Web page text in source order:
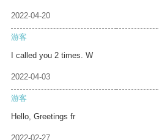
2022-04-20
游客
I called you 2 times. W
2022-04-03
游客
Hello, Greetings fr
2022-02-27